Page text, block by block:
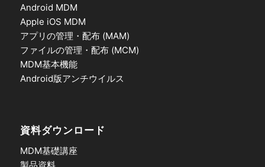
Android MDM
Apple iOS MDM
アプリの管理・配布 (MAM)
ファイルの管理・配布 (MCM)
MDM基本機能
Android版アンチウイルス
資料ダウンロード
MDM基礎講座